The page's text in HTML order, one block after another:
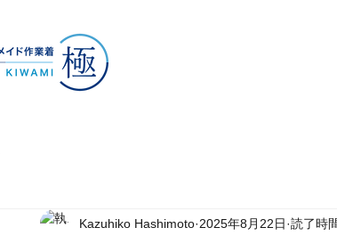
Kazuhiko Hashimoto 2025年8月22日 読了時